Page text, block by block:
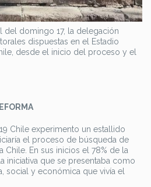
del domingo 17, la delegación
dispuestas en el Estadio
desde el inicio del proceso y el
Chile experimento un estallido
el proceso de búsqueda de
Chile. En sus inicios el 78% de la
iniciativa que se presentaba como
social y económica que vivía el